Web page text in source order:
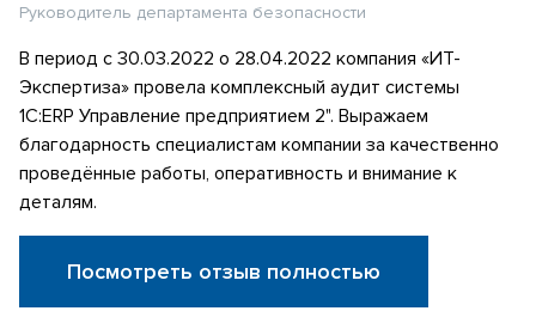
Руководитель департамента безопасности
В период с 30.03.2022 о 28.04.2022 компания «ИТ-
Экспертиза» провела комплексный аудит системы
1С:ERP Управление предприятием 2". Выражаем
благодарность специалистам компании за качественно
проведённые работы, оперативность и внимание к
деталям.
Посмотреть отзыв полностью